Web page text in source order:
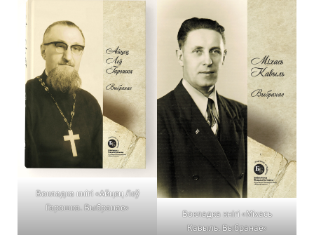
Вокладка кнігі «Айцец Леў
Гарошка. Выбранае»
Вокладка кнігі «Міхась
Кавыль. Выбранае»